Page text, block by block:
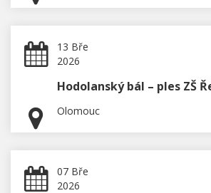
13 Bře
2026
Hodolanský bál – ples ZŠ
Olomouc
07 Bře
2026